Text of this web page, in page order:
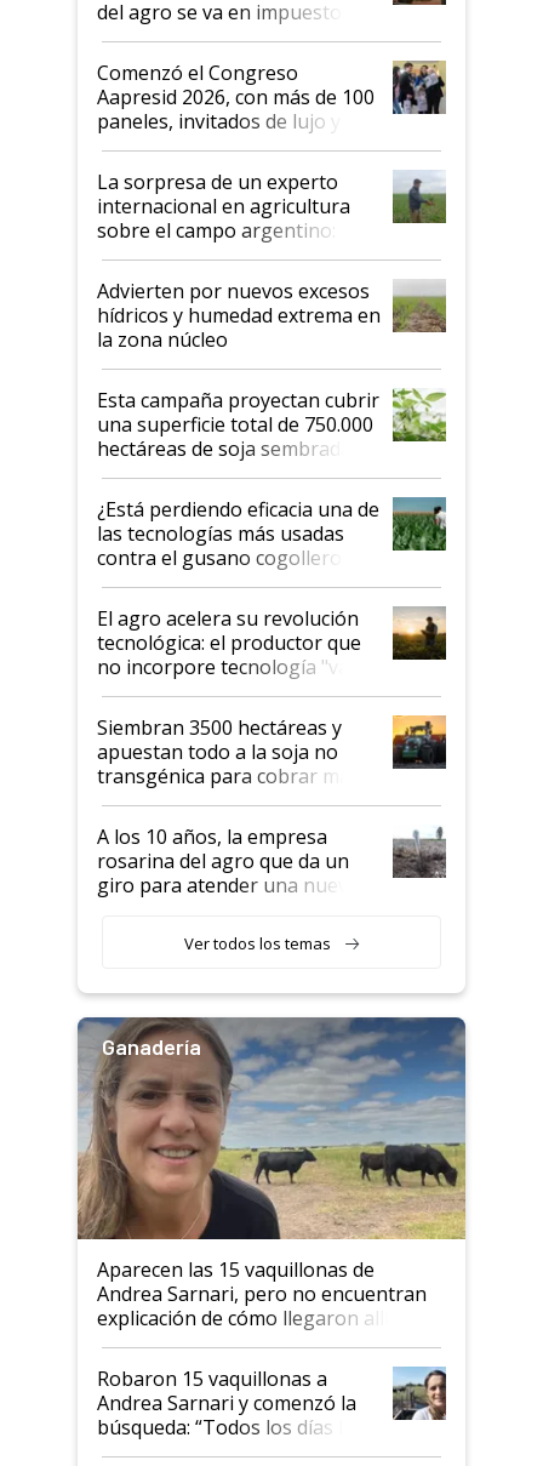
del agro se va en impuestos:
"No es bueno que en
Argentina se sigan discutiendo
las mismas cosas de hace 50
años"
Comenzó el Congreso
Aapresid 2026, con más de 100
paneles, invitados de lujo y
todas las tendencias
La sorpresa de un experto
internacional en agricultura
sobre el campo argentino:
"Estoy muy impresionado"
Advierten por nuevos excesos
hídricos y humedad extrema en
la zona núcleo
Esta campaña proyectan cubrir
una superficie total de 750.000
hectáreas de soja sembradas
con una nueva generación de
variedades que marcan un
salto tecnológico en genética y
rendimiento
¿Está perdiendo eficacia una de
las tecnologías más usadas
contra el gusano cogollero? El
desafío de una tecnología clave
El agro acelera su revolución
tecnológica: el productor que
no incorpore tecnología "va a
perder el tren"
Siembran 3500 hectáreas y
apuestan todo a la soja no
transgénica para cobrar más
por tonelada: compraron un
semillero
A los 10 años, la empresa
rosarina del agro que da un
giro para atender una nueva
Ver todos los temas
Ganadería
Aparecen las 15 vaquillonas de
Andrea Sarnari, pero no encuentran
explicación de cómo llegaron allí
Robaron 15 vaquillonas a
Andrea Sarnari y comenzó la
búsqueda: “Todos los días le
toca a algún productor”